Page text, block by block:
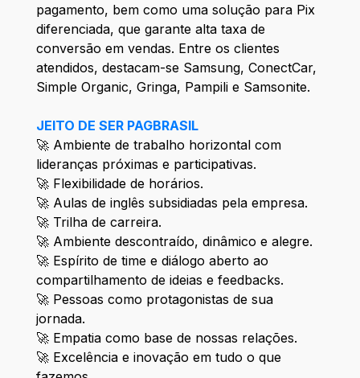
pagamento, bem como uma solução para Pix
diferenciada, que garante alta taxa de
conversão em vendas. Entre os clientes
atendidos, destacam-se Samsung, ConectCar,
Simple Organic, Gringa, Pampili e Samsonite.
JEITO DE SER PAGBRASIL
🚀 Ambiente de trabalho horizontal com
lideranças próximas e participativas.
🚀 Flexibilidade de horários.
🚀 Aulas de inglês subsidiadas pela empresa.
🚀 Trilha de carreira.
🚀 Ambiente descontraído, dinâmico e alegre.
🚀 Espírito de time e diálogo aberto ao
compartilhamento de ideias e feedbacks.
🚀 Pessoas como protagonistas de sua
jornada.
🚀 Empatia como base de nossas relações.
🚀 Excelência e inovação em tudo o que